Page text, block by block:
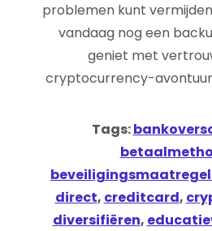
problemen kunt
vandaag nog een
geniet met
cryptocurrency-
Tags:
direct, creditcard,
diversifiëren,